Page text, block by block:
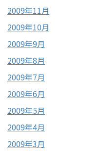
2009年11月
2009年10月
2009年9月
2009年8月
2009年7月
2009年6月
2009年5月
2009年4月
2009年3月